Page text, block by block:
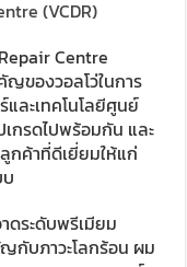
Centre
ญของวอลโว่ในการ
ละเทคโนโลยีศูนย์
กรดไปพร้อมกัน และ
กค้าที่ดีเยี่ยมให้แก่
ดระดับพรีเมียม
กับภาวะโลกร้อน ผม